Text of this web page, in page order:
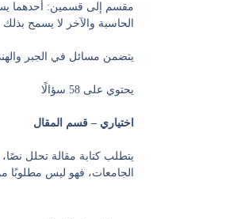
الحاسبة والآخر لا يسمح بذلك
يتضمن مسائل في الجبر
يحتوي على 58 سؤالًا
اختياري – قسم المقال
الجامعات، فهو ليس مطلوبًا